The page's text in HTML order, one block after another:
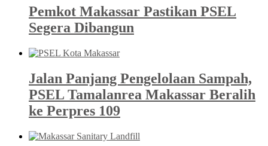
Pemkot Makassar Pastikan PSEL
Segera Dibangun
Jalan Panjang Pengelolaan Sampah,
PSEL Tamalanrea Makassar Beralih
ke Perpres 109